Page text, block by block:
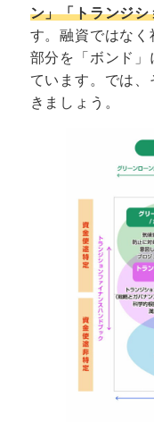
ン」「トランジ
す。融資ではな
部分を「ボンド
ています。では
きましょう。